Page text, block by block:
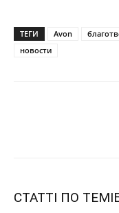
ТЕГИ Avon
новости
СТАТТІ ПО ТЕМІ